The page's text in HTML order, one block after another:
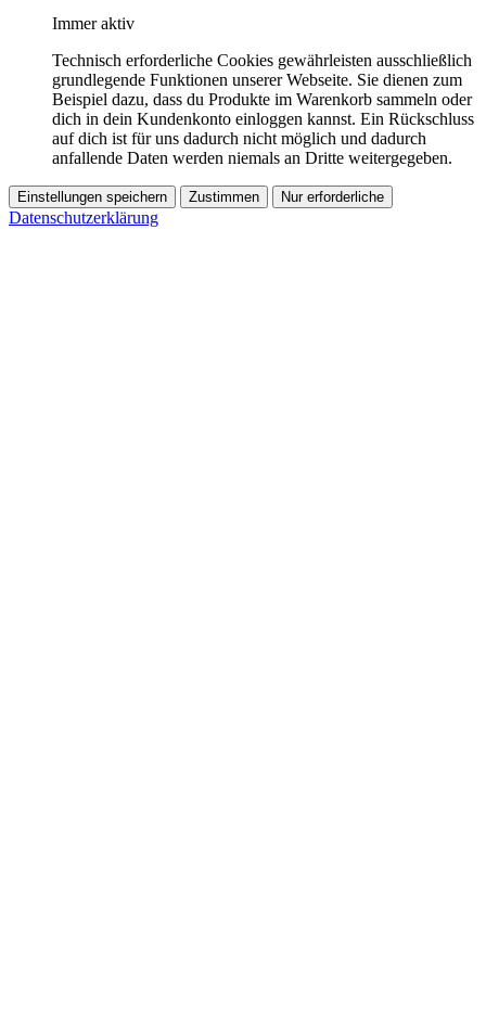
Immer aktiv
Technisch erforderliche Cookies gewährleisten ausschließlich
grundlegende Funktionen unserer Webseite. Sie dienen zum
Beispiel dazu, dass du Produkte im Warenkorb sammeln oder
dich in dein Kundenkonto einloggen kannst. Ein Rückschluss
auf dich ist für uns dadurch nicht möglich und dadurch
anfallende Daten werden niemals an Dritte weitergegeben.
Einstellungen speichern Zustimmen Nur erforderliche
Datenschutzerklärung